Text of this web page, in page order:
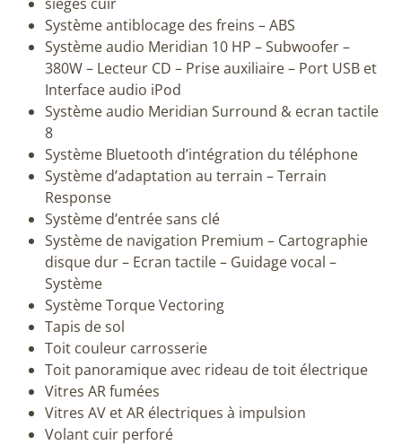
Système antiblocage des freins – ABS
Système audio Meridian 10 HP – Subwoofer –
380W – Lecteur CD – Prise auxiliaire – Port USB et
Interface audio iPod
Système audio Meridian Surround & ecran tactile
8
Système Bluetooth d’intégration du téléphone
Système d’adaptation au terrain – Terrain
Response
Système d’entrée sans clé
Système de navigation Premium – Cartographie
disque dur – Ecran tactile – Guidage vocal –
Système
Système Torque Vectoring
Tapis de sol
Toit couleur carrosserie
Toit panoramique avec rideau de toit électrique
Vitres AR fumées
Vitres AV et AR électriques à impulsion
Volant cuir perforé